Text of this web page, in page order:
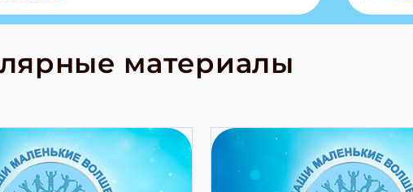
странные слова Традиционные
космические приключения!
материалы